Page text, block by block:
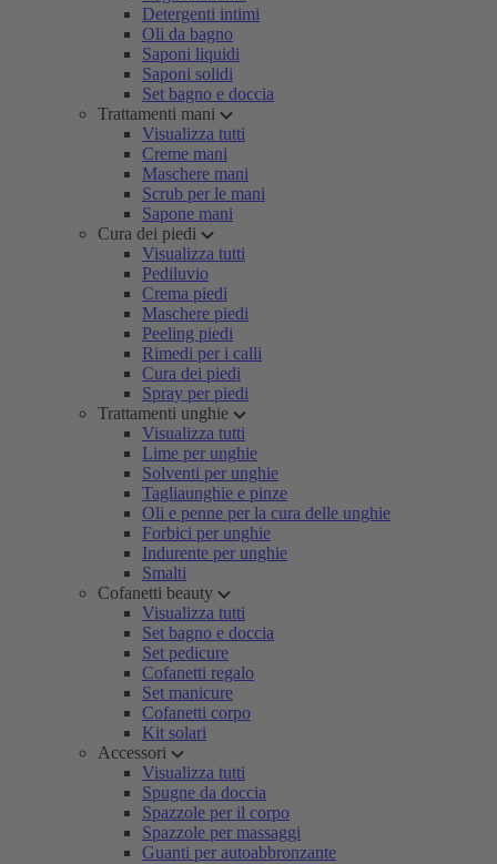
Detergenti intimi
Oli da bagno
Saponi liquidi
Saponi solidi
Set bagno e doccia
Trattamenti mani
Visualizza tutti
Creme mani
Maschere mani
Scrub per le mani
Sapone mani
Cura dei piedi
Visualizza tutti
Pediluvio
Crema piedi
Maschere piedi
Peeling piedi
Rimedi per i calli
Cura dei piedi
Spray per piedi
Trattamenti unghie
Visualizza tutti
Lime per unghie
Solventi per unghie
Tagliaunghie e pinze
Oli e penne per la cura delle unghie
Forbici per unghie
Indurente per unghie
Smalti
Cofanetti beauty
Visualizza tutti
Set bagno e doccia
Set pedicure
Cofanetti regalo
Set manicure
Cofanetti corpo
Kit solari
Accessori
Visualizza tutti
Spugne da doccia
Spazzole per il corpo
Spazzole per massaggi
Guanti per autoabbronzante